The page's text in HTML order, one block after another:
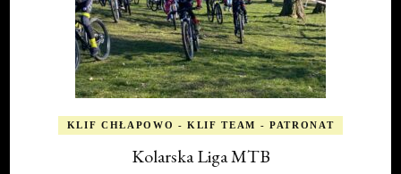
KLIF CHŁAPOWO - KLIF TEAM - PATRONAT
Kolarska Liga MTB